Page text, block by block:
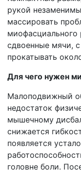
рукой
массировать
миофасциального
сдвоенные мячи,
прокатывать
Для чего нужен
Малоподвижный
недостаток
мышечному
снижается
появляется
головне боли.